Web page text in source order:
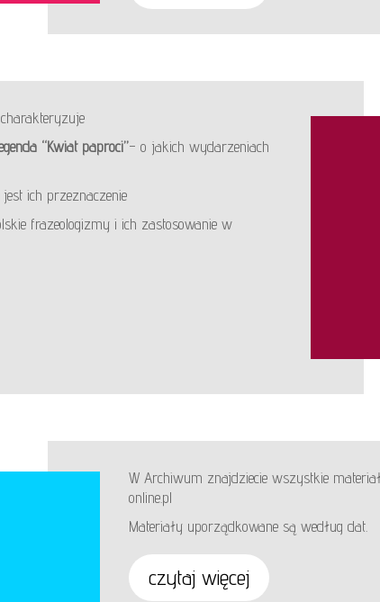
“Kwiat paproci”– o jakich wydarzeniach
ich przeznaczenie
frazeologizmy i ich zastosowanie w
W Archiwum znajdziecie wszystkie
online.pl
Materiały uporządkowane są według dat.
czytaj więcej